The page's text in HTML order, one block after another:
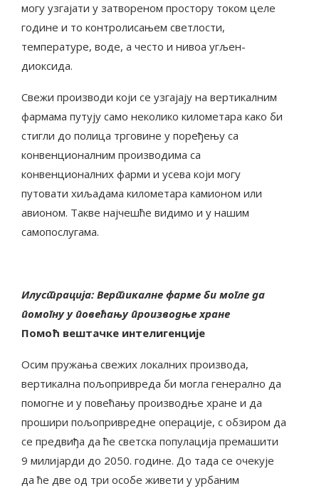
могу узгајати у затвореном простору током целе
године и то контролисањем светлости,
температуре, воде, а често и нивоа угљен-
диоксида.
Свежи производи који се узгајају на вертикалним
фармама путују само неколико километара како би
стигли до полица трговине у поређењу са
конвенционалним производима са
конвенционалних фарми и усева који могу
путовати хиљадама километара камионом или
авионом. Такве најчешће видимо и у нашим
самопослугама.
Илустрација: Вертикалне фарме би могле да
помогну у повећању производње хране
Помоћ вештачке интелигенције
Осим пружања свежих локалних производа,
вертикална пољопривреда би могла генерално да
помогне и у повећању производње хране и да
прошири пољопривредне операције, с обзиром да
се предвиђа да ће светска популација премашити
9 милијарди до 2050. године. До тада се очекује
да ће две од три особе живети у урбаним